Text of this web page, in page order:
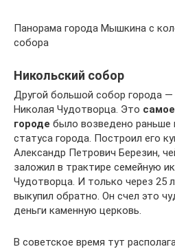
Панорама города Мышкина с
собора
Никольский собор
Другой большой собор города
Николая Чудотворца. Это
городе было возведено
статуса города. Построил его
Александр Петрович Березин,
заложил в трактире семейную
Чудотворца. И только через 25
выкупил обратно. Он счел это
деньги каменную церковь.
В советское время тут